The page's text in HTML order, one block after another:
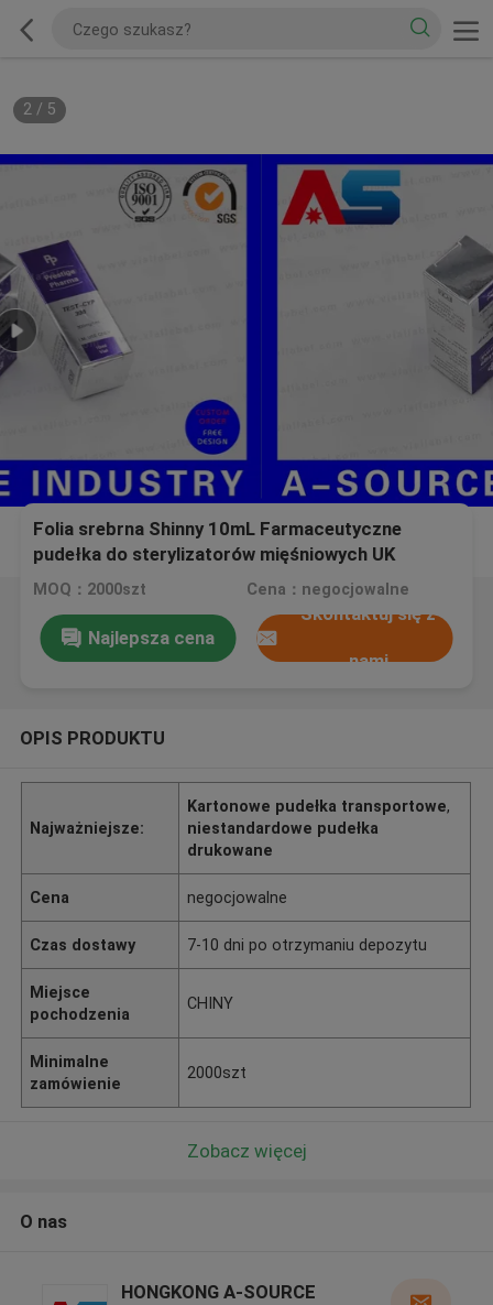
2/ 5
Folia srebrna Shinny 10mL Farmaceutyczne
pudełka do sterylizatorów mięśniowych UK
MOQ：2000szt Cena：negocjowalne
Najlepsza cena
Skontaktuj się z
nami
OPIS PRODUKTU
Najważniejsze:
Kartonowe pudełka transportowe,
niestandardowe pudełka
drukowane
Cena negocjowalne
Czas dostawy 7-10 dni po otrzymaniu depozytu
Miejsce
pochodzenia
CHINY
Minimalne
zamówienie
2000szt
Zobacz więcej
O nas
HONGKONG A-SOURCE